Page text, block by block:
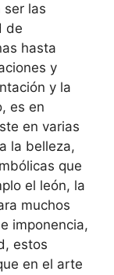
ser las
de
hasta
y
y la
es en
en varias
la belleza,
que
el león, la
muchos
imponencia,
estos
en el arte